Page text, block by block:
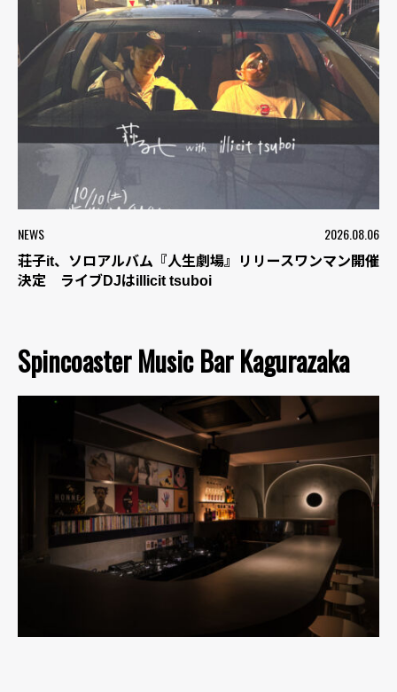
NEWS 2026.08.06
荘子it、ソロアルバム『人生劇場』リリースワンマン開催
決定 ライブDJはillicit tsuboi
Spincoaster Music Bar Kagurazaka